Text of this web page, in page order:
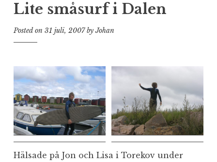
Lite småsurf i Dalen
Posted on 31 juli, 2007byJohan
Hälsade på Jon och Lisa i Torekov under